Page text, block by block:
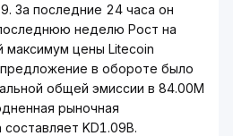
За последние 24 часа он
неделю Рост на
максимум цены Litecoin
предложение в обороте было
общей эмиссии в 84.00M
рыночная
KD1.09B.